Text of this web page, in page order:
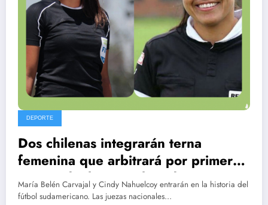
DEPORTE
Dos chilenas integrarán terna
femenina que arbitrará por primera
vez un duelo masculino de
Conmebol
María Belén Carvajal y Cindy Nahuelcoy entrarán en la historia del
fútbol sudamericano. Las juezas nacionales…